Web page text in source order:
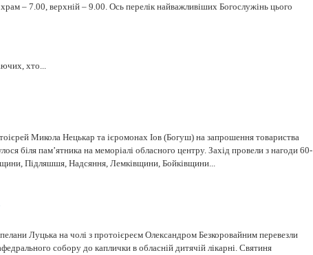
– 7.00, верхній – 9.00. Ось перелік найважливіших Богослужінь цього
хто...
Микола Нецькар та ієромонах Іов (Богуш) на запрошення товариства
біля пам’ятника на меморіалі обласного центру. Захід провели з нагоди 60-
Підляшшя, Надсяння, Лемківщини, Бойківщини...
Луцька на чолі з протоієреєм Олександром Безкоровайним перевезли
собору до каплички в обласній дитячій лікарні. Святиня